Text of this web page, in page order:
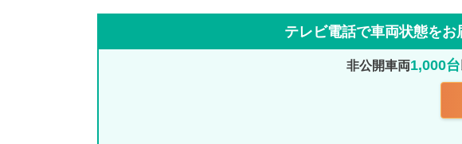
テレビ電話で車両状態をお
非公開車両1,000台